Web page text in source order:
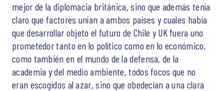
mejor de la diplomacia británica, sino que además tenía
claro que factores unían a ambos países y cuales había
que desarrollar objeto el futuro de Chile y UK fuera uno
prometedor tanto en lo político como en lo económico,
como también en el mundo de la defensa, de la
academia y del medio ambiente, todos focos que no
eran escogidos al azar, sino que obedecían a una clara